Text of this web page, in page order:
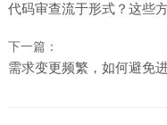
代码审查流于形式？这些
下一篇：
需求变更频繁，如何避免